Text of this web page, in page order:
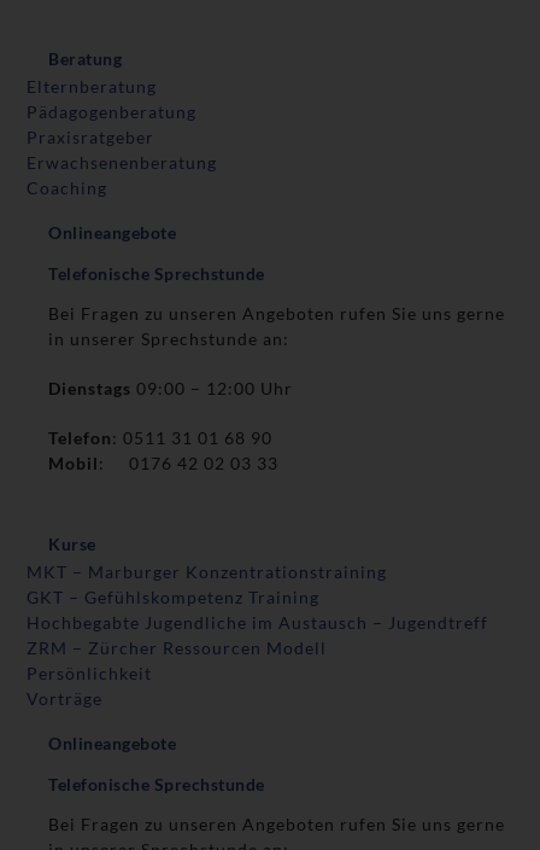
Beratung
Elternberatung
Pädagogenberatung
Praxisratgeber
Erwachsenenberatung
Coaching
Onlineangebote
Telefonische Sprechstunde
Bei Fragen zu unseren Angeboten rufen Sie uns gerne
in unserer Sprechstunde an:
Dienstags09:00 – 12:00 Uhr
Telefon: 0511 31 01 68 90
Mobil: 0176 42 02 03 33
Kurse
MKT – Marburger Konzentrationstraining
GKT – Gefühlskompetenz Training
Hochbegabte Jugendliche im Austausch – Jugendtreff
ZRM – Zürcher Ressourcen Modell
Persönlichkeit
Vorträge
Onlineangebote
Telefonische Sprechstunde
Bei Fragen zu unseren Angeboten rufen Sie uns gerne